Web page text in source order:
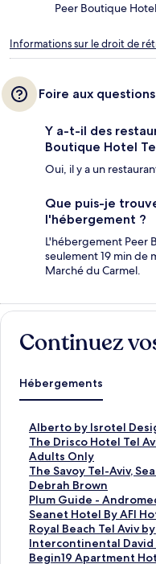
Peer Boutique
Informations sur le droit de
Foire aux questions
Y a-t-il des
Boutique Hotel
Oui, il y a un
Que puis-je
l'hébergement ?
L'hébergement Peer
seulement 19 min de
Marché du Carmel.
Continuez
Hébergements
Alberto by Isrotel
L
i
e
n
o
u
v
r
a
n
The Drisco Hotel Tel
Adults Only
L
i
e
n
o
u
v
r
a
The Savoy Tel-Aviv,
L
i
e
n
o
u
v
Debrah Brown
L
i
e
n
o
u
Plum Guide -
L
i
e
n
o
Seanet Hotel By AFI
L
i
e
n
Royal Beach Tel Aviv
L
i
e
Intercontinental David
L
iBegin19 Apartment
L